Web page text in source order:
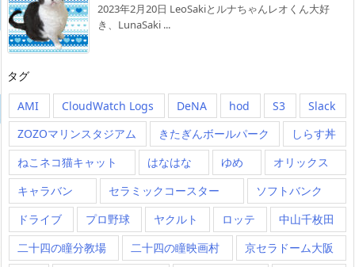
2023年2月20日 LeoSakiとルナちゃんレオくん大好
き、LunaSaki ...
タグ
AMI
CloudWatch Logs DeNA hod S3
Slack
ZOZOマリンスタジアム
きたぎんボールパーク
しらす丼
ねこネコ猫キャット
はなはな ゆめ
オリックス
キャラバン
セラミックコースター
ソフトバンク
ドライブ
プロ野球 ヤクルト ロッテ
中山千枚田
二十四の瞳分教場
二十四の瞳映画村
京セラドーム大阪